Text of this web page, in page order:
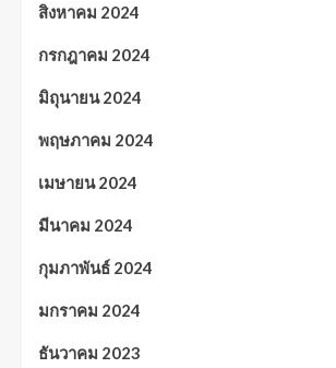
สิงหาคม 2024
กรกฎาคม 2024
มิถุนายน 2024
พฤษภาคม 2024
เมษายน 2024
มีนาคม 2024
กุมภาพันธ์ 2024
มกราคม 2024
ธันวาคม 2023